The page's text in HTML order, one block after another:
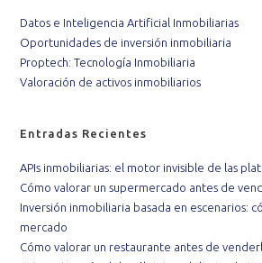
Datos e Inteligencia Artificial Inmobiliarias
Oportunidades de inversión inmobiliaria
Proptech: Tecnología Inmobiliaria
Valoración de activos inmobiliarios
Entradas Recientes
APIs inmobiliarias: el motor invisible de las
Cómo valorar un supermercado antes de
Inversión inmobiliaria basada en escenarios:
mercado
Cómo valorar un restaurante antes de